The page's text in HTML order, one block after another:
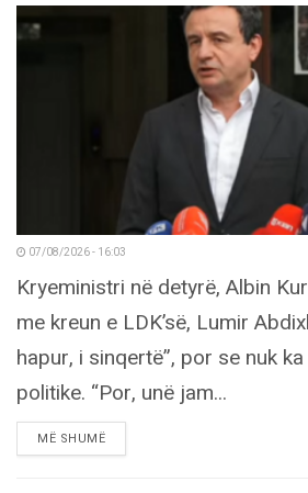
07/08/2026 - 16:03
Kryeministri në detyrë, Albin
me kreun e LDK’së, Lumir
hapur, i sinqertë”, por se nuk
politike. “Por, unë jam...
MË SHUMËDETAILS